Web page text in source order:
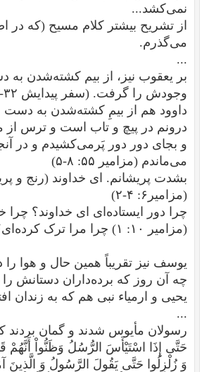
نمی‌کشد...
از تشریح بیشتر کلام مسیح (که در
می‌گذرم.
...
بر یعقوب نیز، از بیم کشته‌شدن
وجودش را گرفت. (سفر پیدایش ۳۲-۷
داوود هم از بیمِ کشته‌شدن به دست
درونم در پیچ و تاب است و ترس از
و بجای دور دور پَرمی‌کشیدم و در
می‌ماندم (مزامیر ۵۵: ۸-۵
)
بشدت پریشانم. ای خداوند (رنج و
(مزامیر۶: ۴-۲
)
چرا دور ایستاده‌ای ای خداوند؟
(مزامیر ۱۰: ۱) چرا مرا ترک کرده‌ای؟...(
یوسف نیز تقریباً همین حال و هوا را
چه آن روز که برده‌داران دستانش
یحیی و ارمیاء نبی هم که به زندان
...
رسولان مأیوس شدند و گمان بردند
حَتَّی إِذَا اسْتَیْأَسَ الرُّسُلُ وَظَنُّواْ أَنَّهُمْ
وَ زُلْزِلُوا حَتَّى یَقُولَ الرَّسُولُ وَ الَّذینَ